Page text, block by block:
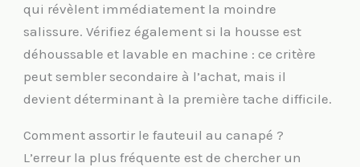
qui révèlent immédiatement la moindre
salissure. Vérifiez également si la housse est
déhoussable et lavable en machine : ce critère
peut sembler secondaire à l’achat, mais il
devient déterminant à la première tache difficile.
Comment assortir le fauteuil au canapé ?
L’erreur la plus fréquente est de chercher un